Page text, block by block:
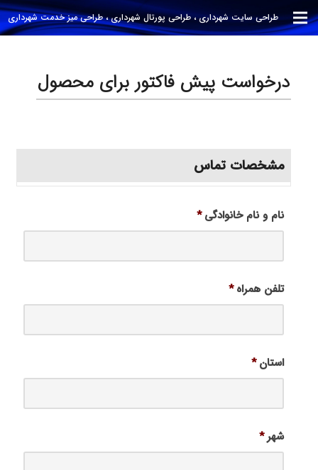
طراحی سایت شهرداری ، طراحی پورتال شهرداری ، طراحی میز خدمت شهرداری
درخواست پیش فاکتور برای محصول
مشخصات تماس
نام و نام خانوادگی *
تلفن همراه *
استان *
شهر *